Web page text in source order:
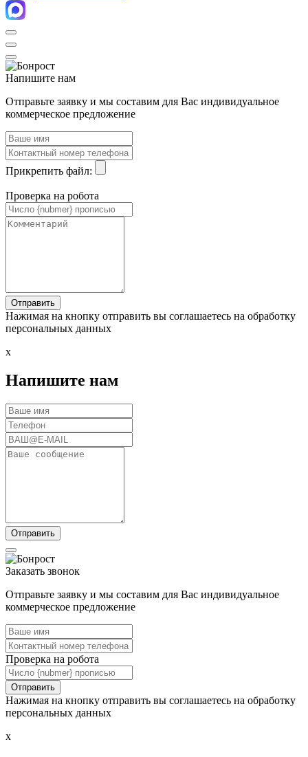
Напишите нам
Отправьте заявку и мы составим для Вас индивидуальное
коммерческое предложение
Прикрепить файл:
Проверка на робота
Нажимая на кнопку отправить вы соглашаетесь на обработку
персональных данных
x
Напишите нам
Заказать звонок
Отправьте заявку и мы составим для Вас индивидуальное
коммерческое предложение
Проверка на робота
Нажимая на кнопку отправить вы соглашаетесь на обработку
персональных данных
x